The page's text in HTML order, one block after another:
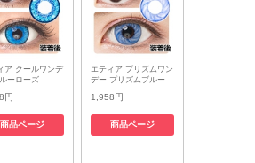
ア クールワンデ
ーローズ
円
商品ページ
エティア プリズムワン
デー プリズムブルー
1,958円
商品ページ